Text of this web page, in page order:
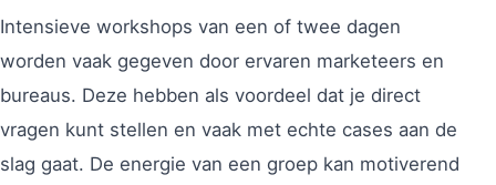
Intensieve workshops van een of twee dagen
worden vaak gegeven door ervaren marketeers en
bureaus. Deze hebben als voordeel dat je direct
vragen kunt stellen en vaak met echte cases aan de
slag gaat. De energie van een groep kan motiverend